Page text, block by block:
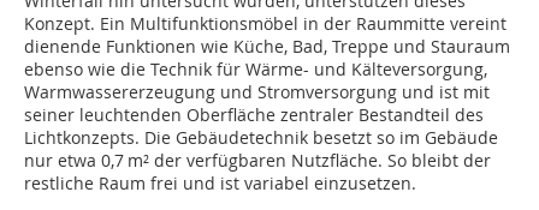
Konzept. Ein Multifunktionsmöbel in der Raummitte vereint
dienende Funktionen wie Küche, Bad, Treppe und Stauraum
ebenso wie die Technik für Wärme- und Kälteversorgung,
Warm­wassererzeugung und Stromversorgung und ist mit
seiner leuchtenden Oberfläche zentraler Bestandteil des
Lichtkonzepts. Die Gebäudetechnik besetzt so im Gebäude
nur etwa 0,7 m² der verfügbaren Nutzfläche. So bleibt der
restliche Raum frei und ist variabel einzusetzen.